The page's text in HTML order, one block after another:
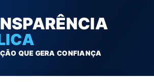
QUE GERA CONFIANÇA